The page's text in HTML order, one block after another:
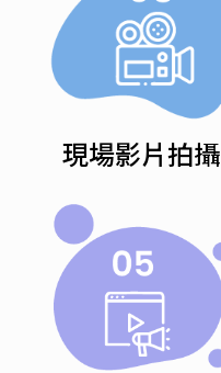
現場影片拍攝